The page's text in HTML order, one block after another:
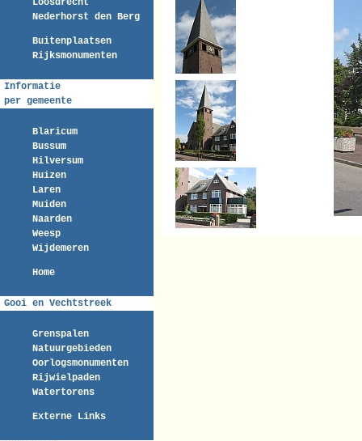
Loosdrecht
Nederhorst den Berg
Buitenplaatsen
Rijksmonumenten
Informatie
per gemeente
Blaricum
Bussum
Hilversum
Huizen
Laren
Muiden
Naarden
Weesp
Wijdemeren
Home
Gooi en Vechtstreek
Grenspalen
Natuurgebieden
Oorlogsmonumenten
Rijwielpaden
Watertorens
Externe Links